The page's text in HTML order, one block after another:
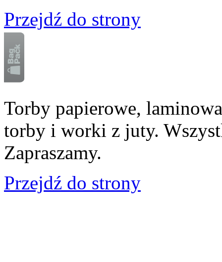
Przejdź do strony
Torby papierowe,
torby i worki z juty.
Zapraszamy.
Przejdź do strony